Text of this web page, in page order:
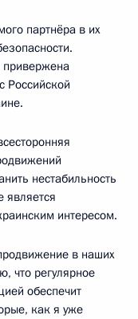
партнёра в их
привержена
Российской
нестабильность
является
интересом.
в наших
что регулярное
обеспечит
как я уже